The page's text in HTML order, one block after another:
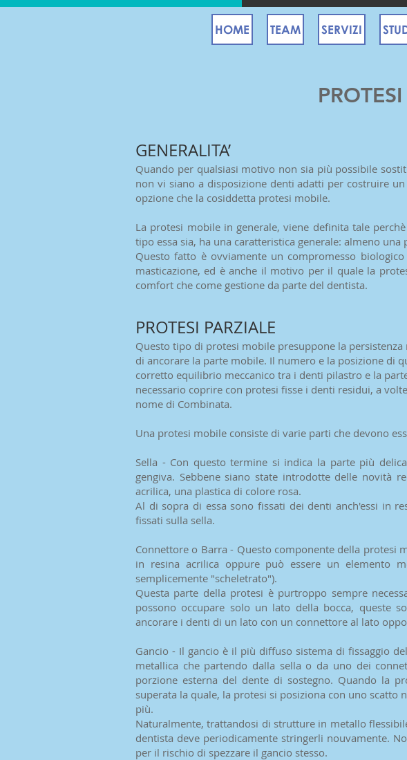
HOME TEAM SERVIZI
GENERALITA’
Quando per qualsiasi motivo non sia più possibile
non vi siano a disposizione denti adatti per costruire
opzione che la cosiddetta protesi mobile.
La protesi mobile in generale, viene definita tale
tipo essa sia, ha una caratteristica generale: almeno
Questo fatto è ovviamente un compromesso
masticazione, ed è anche il motivo per il quale la
comfort che come gestione da parte del dentista.
PROTESI PARZIALE
Questo tipo di protesi mobile presuppone la
di ancorare la parte mobile. Il numero e la posizione di
corretto equilibrio meccanico tra i denti pilastro e la
necessario coprire con protesi fisse i denti residui, a
nome di Combinata.
Una protesi mobile consiste di varie parti che devono
Sella - Con questo termine si indica la parte più
gengiva. Sebbene siano state introdotte delle novità
acrilica, una plastica di colore rosa.
Al di sopra di essa sono fissati dei denti anch'essi in
fissati sulla sella.
Connettore o Barra - Questo componente della protesi
in resina acrilica oppure può essere un elemento
semplicemente "scheletrato").
Questa parte della protesi è purtroppo sempre
possono occupare solo un lato della bocca, queste
ancorare i denti di un lato con un connettore al lato
Gancio - Il gancio è il più diffuso sistema di fissaggio
metallica che partendo dalla sella o da uno dei
porzione esterna del dente di sostegno. Quando la
superata la quale, la protesi si posiziona con uno
più.
Naturalmente, trattandosi di strutture in metallo
dentista deve periodicamente stringerli nouvamente.
per il rischio di spezzare il gancio stesso.